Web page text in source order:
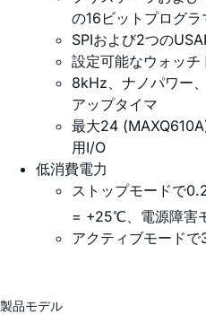
の16ビットプログ
SPIおよび2つの
設定可能なウォッチ
8kHz、ナノパワー
アップタイマ
最大24
用I/O
低消費電力
ストップモードで
= +25℃、電源障害
アクティブモード
製品モデル